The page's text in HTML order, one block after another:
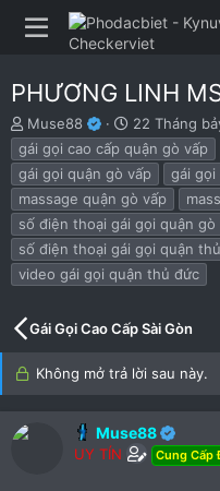
PHƯƠNG LINH
B
ắ
t
đ
ầ
u
Muse88
N
g
à
y
b
ắ
t
đ
ầ
22 Tháng
gái gọi cao cấp quận gò vấp
gái gọi quận gò vấp
gái
massage quận gò vấp
số điện thoại gái gọi quận gò
số điện thoại gái gọi quận
video gái gọi quận thủ đức
Gái Gọi Cao Cấp Sài Gòn
Không mở trả lời sau này.
Muse88
UY TÍN Cung Cấp